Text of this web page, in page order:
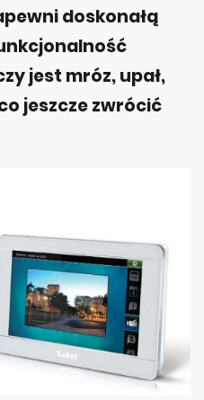
doskonałą
jest mróz, upał,
jeszcze zwrócić